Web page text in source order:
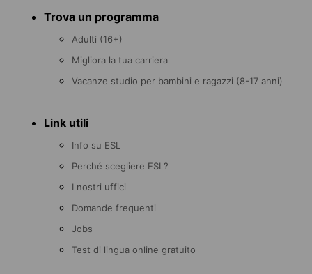
menuTrova un programma
Adulti (16+)
Migliora la tua carriera
Vacanze studio per bambini e ragazzi (8-17 anni)
Link utili
Info su ESL
Perché scegliere ESL?
I nostri uffici
Domande frequenti
Jobs
Test di lingua online gratuito